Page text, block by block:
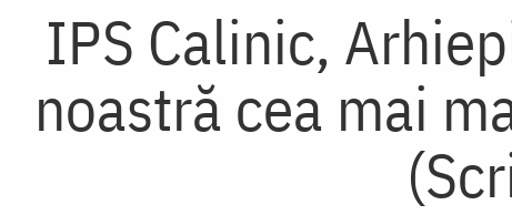
IPS Calinic,
noastră cea mai